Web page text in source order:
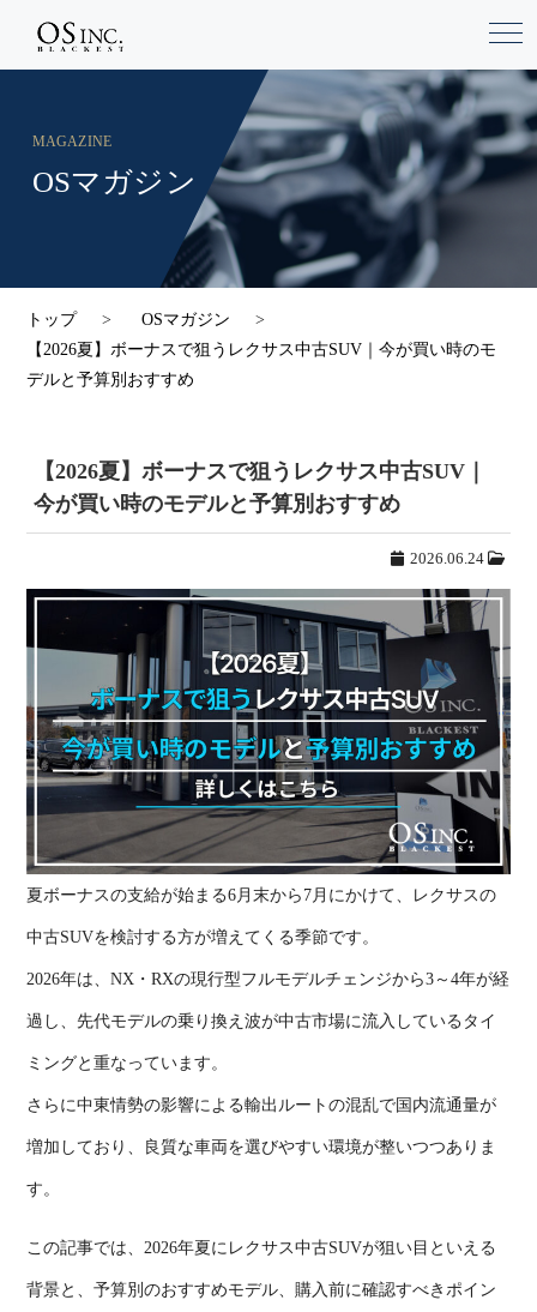
MAGAZINE
OSマガジン
トップ
OSマガジン
【2026夏】ボーナスで狙うレクサス中古SUV｜今が買い時のモ
デルと予算別おすすめ
【2026夏】ボーナスで狙うレクサス中古SUV｜
今が買い時のモデルと予算別おすすめ
2026.06.24
夏ボーナスの支給が始まる6 月末から 7 月にかけて、レクサスの
中古SUVを検討する方が増えてくる季節です。
2026年は、NX ・RXの現行型フルモデルチェンジから3 ～4年が経
過し、先代モデルの乗り換え波が中古市場に流入しているタイ
ミングと重なっています。
さらに中東情勢の影響による輸出ルートの混乱で国内流通量が
増加しており、良質な車両を選びやすい環境が整いつつありま
す。
この記事では、 2026年夏にレクサス中古SUVが狙い目といえる
背景と、予算別のおすすめモデル、購入前に確認すべきポイン